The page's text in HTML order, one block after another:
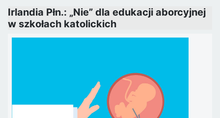
Irlandia Płn.: „Nie” dla edukacji aborcyjnej
w szkołach katolickich